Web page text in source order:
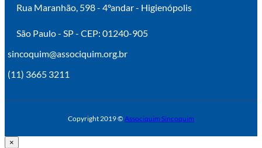
Rua Maranhão, 598 - 4ºandar - Higienópolis
São Paulo - SP - CEP: 01240-905
sincoquim@associquim.org.br
(11) 3665 3211
Copyright 2019 ©Associquim Sincoquim
×